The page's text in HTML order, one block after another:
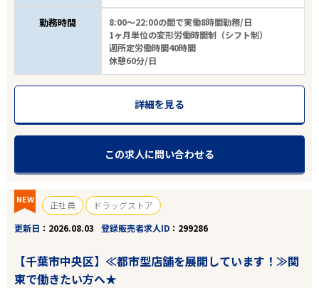
勤務時間
8:00～22:00の間で実働8時間勤務/日
1ヶ月単位の変形労働時間制（シフト制）
週所定労働時間40時間
休憩60分/日
詳細を見る
この求人に問い合わせる
NEW 正社員
ドラッグストア
更新日
2026.08.03 登録販売者求人ID 299286
【千葉市中央区】≪都市型店舗を展開しています！≫関
東で働きたい方へ★